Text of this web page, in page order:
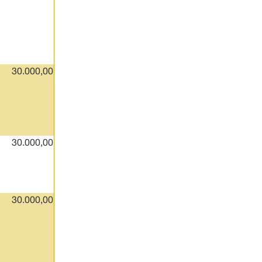
30.000,00
30.000,00
30.000,00